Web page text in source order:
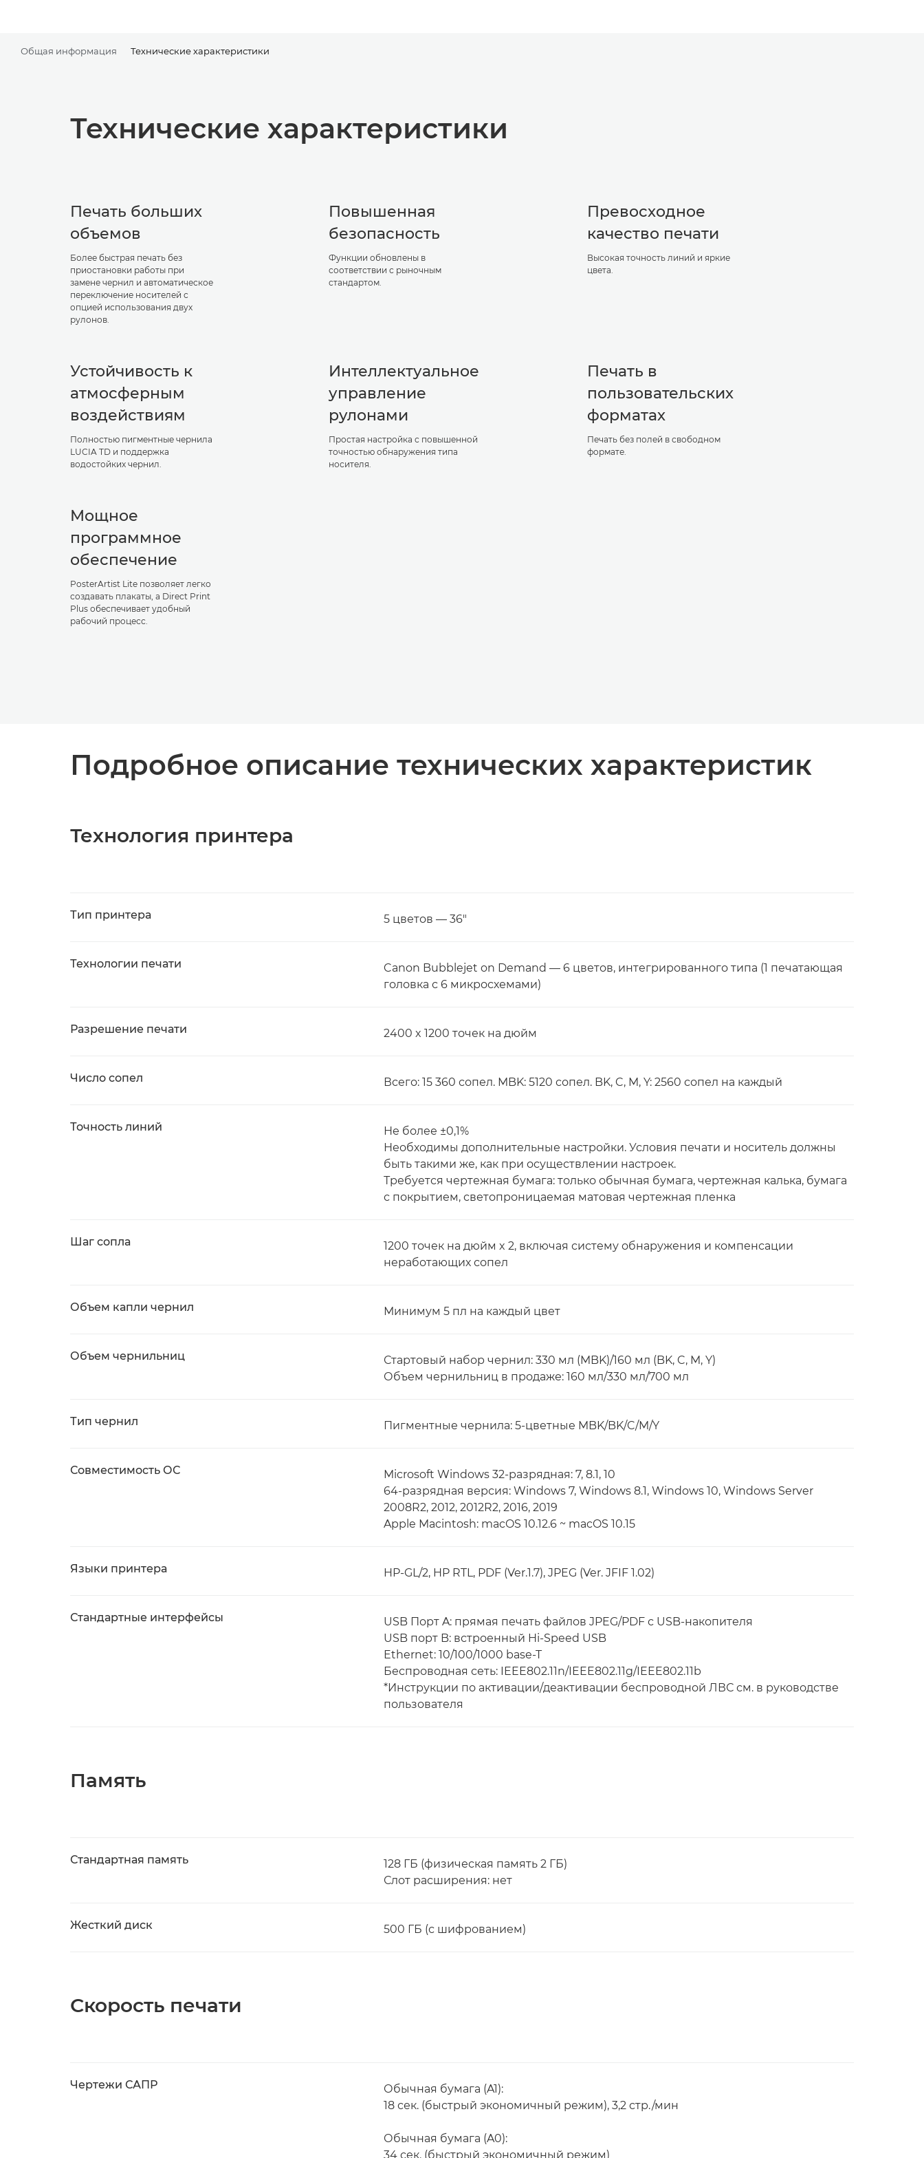
Общая информация Технические характеристики
Технические характеристики
Печать больших
объемов
Более быстрая печать без
приостановки работы при
замене чернил и автоматическое
переключение носителей с
опцией использования двух
рулонов.
Повышенная
безопасность
Функции обновлены в
соответствии с рыночным
стандартом.
Превосходное
качество печати
Высокая точность линий и яркие
цвета.
Устойчивость к
атмосферным
воздействиям
Полностью пигментные чернила
LUCIA TD и поддержка
водостойких чернил.
Интеллектуальное
управление
рулонами
Простая настройка с повышенной
точностью обнаружения типа
носителя.
Печать в
пользовательских
форматах
Печать без полей в свободном
формате.
Мощное
программное
обеспечение
PosterArtist Lite позволяет легко
создавать плакаты, а Direct Print
Plus обеспечивает удобный
рабочий процесс.
Подробное описание технических характеристик
Технология принтера
Тип принтера 5 цветов — 36"
Технологии печати
Canon Bubblejet on Demand — 6 цветов, интегрированного типа (1 печатающая
головка с 6 микросхемами)
Разрешение печати 2400 x 1200 точек на дюйм
Число сопел Всего: 15 360 сопел. MBK: 5120 сопел. BK, C, M, Y: 2560 сопел на каждый
Точность линий
Не более ±0,1%
Необходимы дополнительные настройки. Условия печати и носитель должны
быть такими же, как при осуществлении настроек.
Требуется чертежная бумага: только обычная бумага, чертежная калька, бумага
с покрытием, светопроницаемая матовая чертежная пленка
Шаг сопла
1200 точек на дюйм x 2, включая систему обнаружения и компенсации
неработающих сопел
Объем капли чернил Минимум 5 пл на каждый цвет
Объем чернильниц
Стартовый набор чернил: 330 мл (MBK)/160 мл (BK, C, M, Y)
Объем чернильниц в продаже: 160 мл/330 мл/700 мл
Тип чернил Пигментные чернила: 5-цветные MBK/BK/C/M/Y
Совместимость ОС
Microsoft Windows 32-разрядная: 7, 8.1, 10
64-разрядная версия: Windows 7, Windows 8.1, Windows 10, Windows Server
2008R2, 2012, 2012R2, 2016, 2019
Apple Macintosh: macOS 10.12.6 ~ macOS 10.15
Языки принтера HP-GL/2, HP RTL, PDF (Ver.1.7), JPEG (Ver. JFIF 1.02)
Стандартные интерфейсы
USB Порт A: прямая печать файлов JPEG/PDF с USB-накопителя
USB порт B: встроенный Hi-Speed USB
Ethernet: 10/100/1000 base-T
Беспроводная сеть: IEEE802.11n/IEEE802.11g/IEEE802.11b
*Инструкции по активации/деактивации беспроводной ЛВС см. в руководстве
пользователя
Память
Стандартная память
128 ГБ (физическая память 2 ГБ)
Слот расширения: нет
Жесткий диск 500 ГБ (с шифрованием)
Скорость печати
Чертежи САПР
Обычная бумага (A1):
18 сек. (быстрый экономичный режим), 3,2 стр./мин
Обычная бумага (A0):
34 сек. (быстрый экономичный режим)